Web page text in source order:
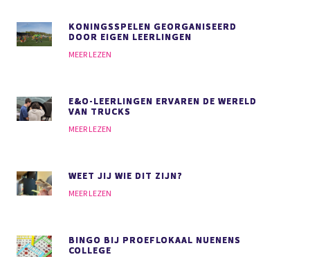
KONINGSSPELEN GEORGANISEERD
DOOR EIGEN LEERLINGEN
MEER LEZEN
E&O-LEERLINGEN ERVAREN DE WERELD
VAN TRUCKS
MEER LEZEN
WEET JIJ WIE DIT ZIJN?
MEER LEZEN
BINGO BIJ PROEFLOKAAL NUENENS
COLLEGE